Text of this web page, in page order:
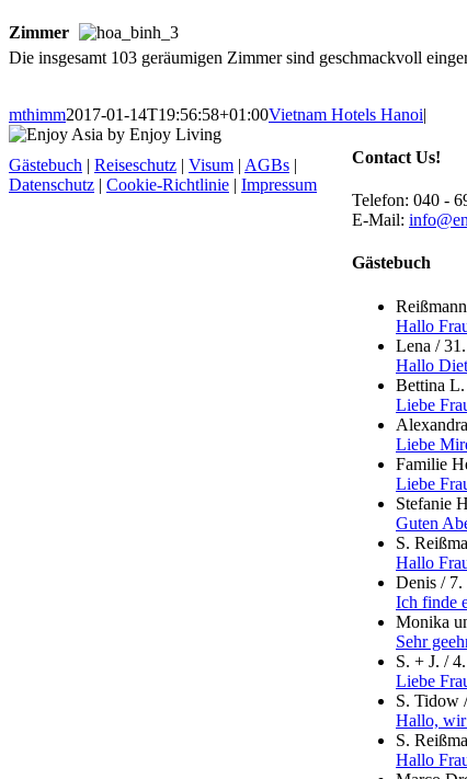
Zimmer
Die insgesamt 103 geräumigen Zimmer sind geschmackvoll
mthimm2017-01-14T19:56:58+01:00Vietnam Hotels Hanoi|
Contact Us!
Telefon: 040 -
E-Mail:
Gästebuch
Hallo
Lena /
Hallo
Bettina L.
Liebe
Liebe
Familie
Liebe
Stefanie
Guten
S.
Hallo
Denis / 7.
Ich finde
Monika
Sehr
S. + J. /
Liebe
S. Tidow
Hallo, wir
S.
Hallo
Gästebuch | Reiseschutz | Visum | AGBs |
Datenschutz | Cookie-Richtlinie | Impressum